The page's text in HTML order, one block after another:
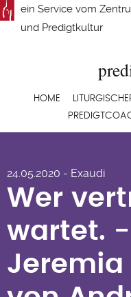
Direkt
zum
ein Service vom
und Predigtkultur
HOME
wartet. -
Jeremia
von
Schwarz
24.05.2020 - Exaudi
Wer
wartet.
Jeremia